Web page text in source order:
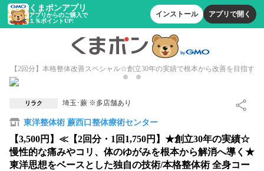
くまポンアプリ
アプリからのご購入で
１％ポイントUP!
インストール アプリで開く
【2回分】本格整体改善スペシャル☆創立30年の実績で根本から改善を目指す
リラク 埼玉･蕨 ※多店舗あり
東洋整体術 蕨西口整体療術センター
【3,500円】≪【2回分・1回1,750円】★創立30年の実績☆
慢性的な痛みやコリ、体のゆがみを根本から解消へ導く★
東洋思想をベースとした独自の技術/本格整体術 全身コー